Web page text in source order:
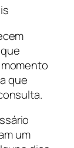
que
um